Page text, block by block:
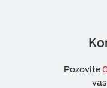
Pozovite